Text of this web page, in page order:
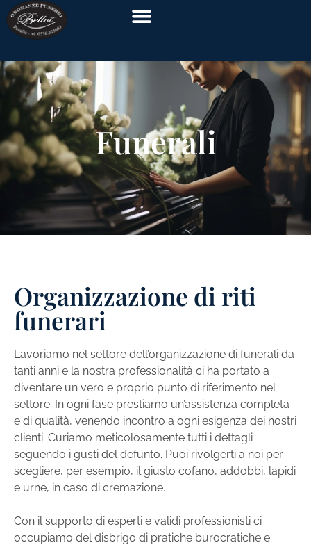
Funerali
Organizzazione di riti
funerari
Lavoriamo nel settore dell’organizzazione di funerali da
tanti anni e la nostra professionalità ci ha portato a
diventare un vero e proprio punto di riferimento nel
settore. In ogni fase prestiamo un’assistenza completa
e di qualità, venendo incontro a ogni esigenza dei nostri
clienti. Curiamo meticolosamente tutti i dettagli
seguendo i gusti del defunto. Puoi rivolgerti a noi per
scegliere, per esempio, il giusto cofano, addobbi, lapidi
e urne, in caso di cremazione.
Con il supporto di esperti e validi professionisti ci
occupiamo del disbrigo di pratiche burocratiche e